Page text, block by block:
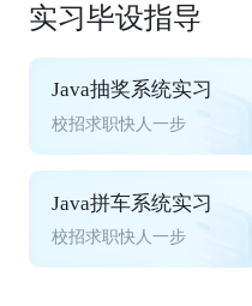
实习毕设指导
Java抽奖系统实习
校招求职快人一步
Java拼车系统实习
校招求职快人一步